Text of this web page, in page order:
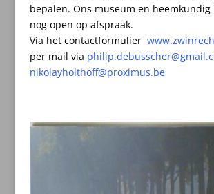
bepalen. Ons museum en heemkundig
nog open op afspraak.
Via het contactformulier
per mail via
nikolayholthoff@proximus.be